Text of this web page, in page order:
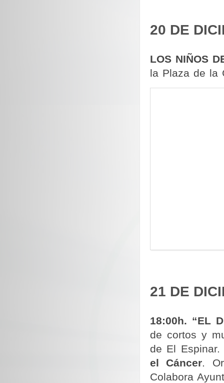
20 DE
LOS NIÑOS
la Plaza de la
21 DE
18:00h. “EL
de cortos y
de El Espinar.
el Cáncer.
Colabora